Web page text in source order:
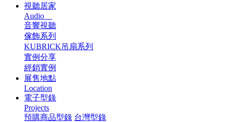
視聽居家
Audio
音響視聽
傢飾系列
KUBRICK吊扇系列
實例分享
經銷實例
展售地點
Location
電子型錄
Projects
預購商品型錄 台灣型錄